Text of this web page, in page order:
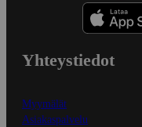
Yhteystiedot
Myymälät
Asiakaspalvelu